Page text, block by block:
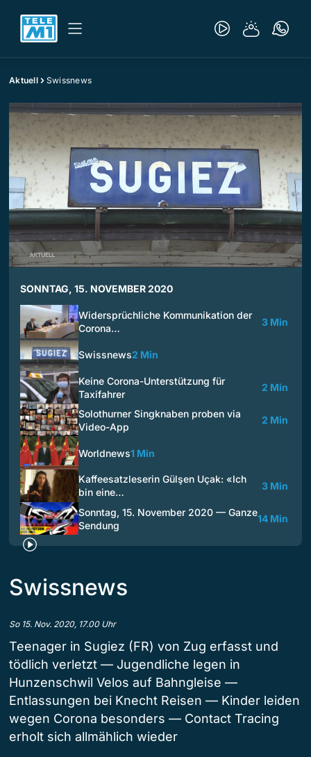
Aktuell Swissnews
SONNTAG, 15. NOVEMBER 2020
Widersprüchliche Kommunikation der
Corona…
3 Min
Swissnews2 Min
Keine Corona-Unterstützung für
Taxifahrer
2 Min
Solothurner Singknaben proben via
Video-App
2 Min
Worldnews1 Min
Kaffeesatzleserin Gülşen Uçak: «Ich
bin eine…
3 Min
Sonntag, 15. November 2020 — Ganze
Sendung
14 Min
Swissnews
So 15. Nov. 2020, 17.00 Uhr
Teenager in Sugiez (FR) von Zug erfasst und
tödlich verletzt — Jugendliche legen in
Hunzenschwil Velos auf Bahngleise —
Entlassungen bei Knecht Reisen — Kinder leiden
wegen Corona besonders — Contact Tracing
erholt sich allmählich wieder